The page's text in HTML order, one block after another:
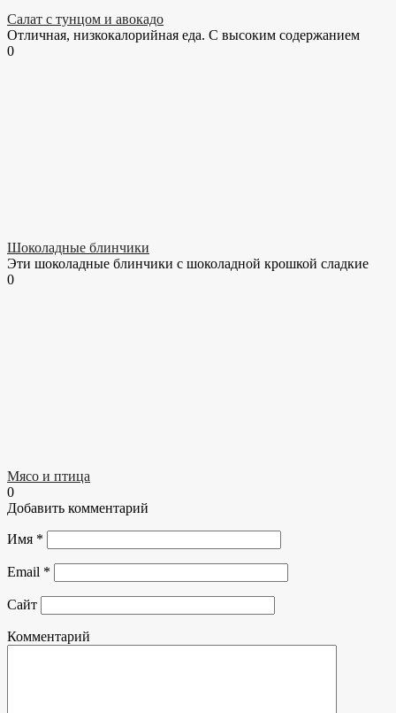
Салат с тунцом и авокадо
Отличная, низкокалорийная еда. С высоким содержанием
0
Шоколадные блинчики
Эти шоколадные блинчики с шоколадной крошкой сладкие
0
Мясо и птица
0
Добавить комментарий
Имя *
Email *
Сайт
Комментарий